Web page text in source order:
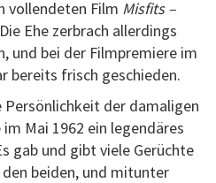
vollendeten Film Misfits –
Ehe zerbrach allerdings
und bei der Filmpremiere im
bereits frisch geschieden.
Persönlichkeit der damaligen
Mai 1962 ein legendäres
gab und gibt viele Gerüchte
beiden, und mitunter